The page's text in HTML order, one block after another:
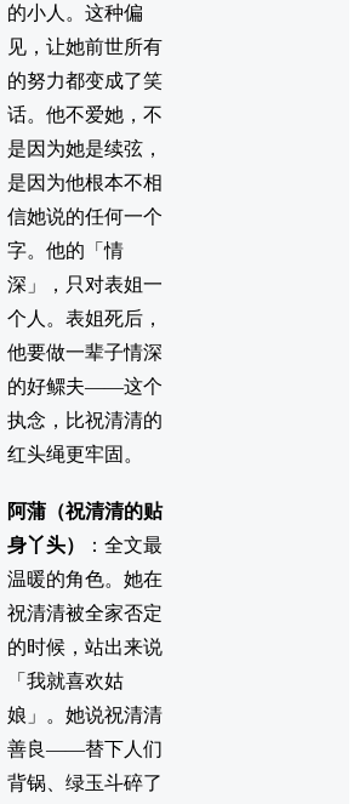
的小人。这种偏
见，让她前世所有
的努力都变成了笑
话。他不爱她，不
是因为她是续弦，
是因为他根本不相
信她说的任何一个
字。他的「情
深」，只对表姐一
个人。表姐死后，
他要做一辈子情深
的好鳏夫——这个
执念，比祝清清的
红头绳更牢固。
阿蒲（祝清清的贴
身丫头）
：全文最
温暖的角色。她在
祝清清被全家否定
的时候，站出来说
「我就喜欢姑
娘」。她说祝清清
善良——替下人们
背锅、绿玉斗碎了